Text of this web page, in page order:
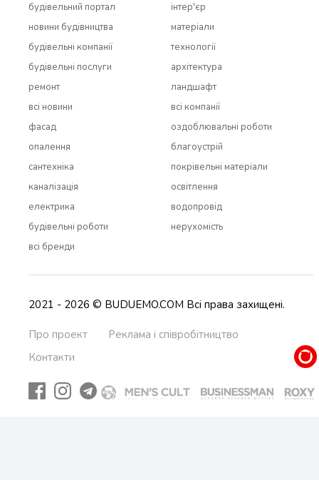
будівельний портал
новини будівництва
будівельні компанії
будівельні послуги
ремонт
всi новини
інтер'єр
матеріали
технології
архітектура
ландшафт
всi компанії
фасад
опалення
сантехніка
каналізація
електрика
будівельні роботи
всi бренди
оздоблювальні роботи
благоустрій
покрівельні матеріали
освітлення
водопровід
нерухомість
2021 - 2026 © BUDUEMO.COM Всі права захищені.
Про проект
Реклама і співробітництво
Контакти